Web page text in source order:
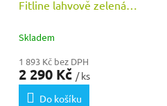
Fitline lahvově zelená
Skladem
1 893 Kč bez DPH
2 290 Kč / ks
Do košíku